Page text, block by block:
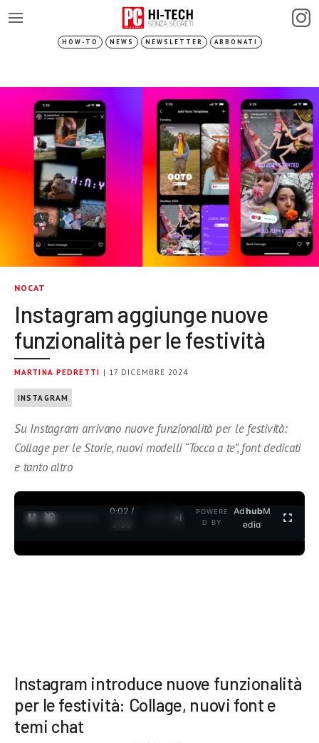
HOW-TO NEWS NEWSLETTER ABBONATI
NOCAT
Instagram aggiunge nuove
funzionalità per le festività
MARTINA PEDRETTI | 17 DICEMBRE 2024
INSTAGRAM
Su Instagram arrivano nuove funzionalità per le festività:
Collage per le Storie, nuovi modelli “Tocca a te”, font dedicati
e tanto altro
0:03 /
3:35
POWERE
D BY
AdhubM
edia
Instagram introduce nuove funzionalità
per le festività: Collage, nuovi font e
temi chat